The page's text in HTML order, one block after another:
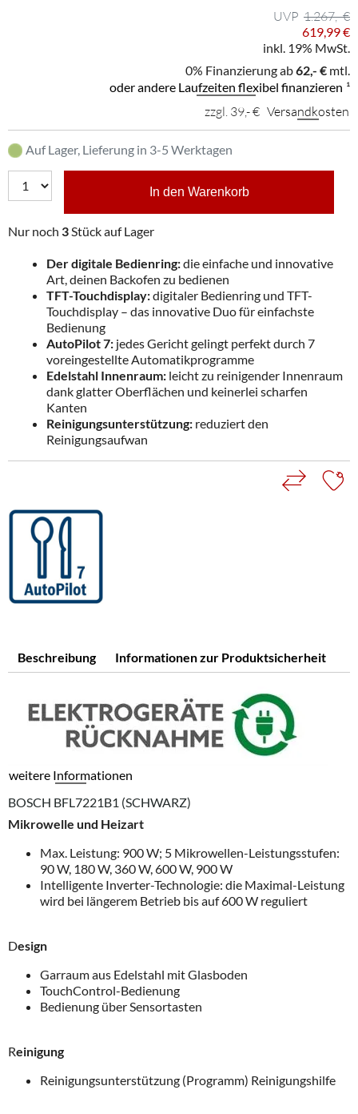
1.267,- €
619,99 €
inkl. 19% MwSt.
0% Finanzierung ab62,- € mtl.
oder andere Laufzeiten flexibel finanzieren ¹
zzgl. 39,- € Versandkosten
Auf Lager, Lieferung in 3-5 Werktagen
In den Warenkorb
Nur noch 3Stück auf Lager
Der digitale Bedienring:die einfache und innovative
Art, deinen Backofen zu bedienen
TFT-Touchdisplay:digitaler Bedienring und TFT-
Touchdisplay – das innovative Duo für einfachste
Bedienung
AutoPilot 7: jedes Gericht gelingt perfekt durch 7
voreingestellte Automatikprogramme
Edelstahl Innenraum: leicht zu reinigender Innenraum
dank glatter Oberflächen und keinerlei scharfen
Kanten
Reinigungsunterstützung: reduziert den
Reinigungsaufwan
Beschreibung Informationen zur Produktsicherheit
weitere Informationen
BOSCH BFL7221B1 (SCHWARZ)
Mikrowelle und Heizart
Max. Leistung: 900 W; 5 Mikrowellen-Leistungsstufen:
90 W, 180 W, 360 W, 600 W, 900 W
Intelligente Inverter-Technologie: die Maximal-Leistung
wird bei längerem Betrieb bis auf 600 W reguliert
Design
Garraum aus Edelstahl mit Glasboden
TouchControl-Bedienung
Bedienung über Sensortasten
Reinigung
Reinigungsunterstützung (Programm) Reinigungshilfe